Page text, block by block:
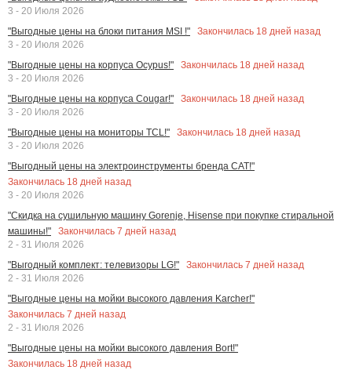
3 - 20 Июля 2026
"Выгодные цены на блоки питания MSI !"
Закончилась 18 дней назад
3 - 20 Июля 2026
"Выгодные цены на корпуса Ocypus!"
Закончилась 18 дней назад
3 - 20 Июля 2026
"Выгодные цены на корпуса Cougar!"
Закончилась 18 дней назад
3 - 20 Июля 2026
"Выгодные цены на мониторы TCL!"
Закончилась 18 дней назад
3 - 20 Июля 2026
"Выгодный цены на электроинструменты бренда CAT!"
Закончилась 18 дней назад
3 - 20 Июля 2026
"Скидка на сушильную машину Gorenje, Hisense при покупке стиральной
машины!"
Закончилась 7 дней назад
2 - 31 Июля 2026
"Выгодный комплект: телевизоры LG!"
Закончилась 7 дней назад
2 - 31 Июля 2026
"Выгодные цены на мойки высокого давления Karcher!"
Закончилась 7 дней назад
2 - 31 Июля 2026
"Выгодные цены на мойки высокого давления Bort!"
Закончилась 18 дней назад